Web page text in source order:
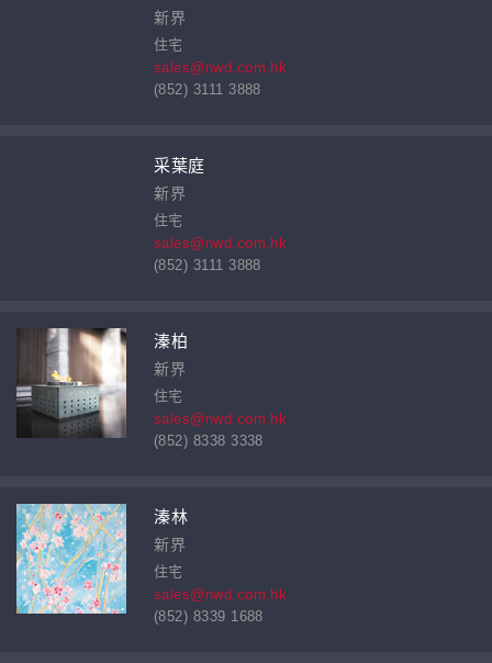
新界
住宅
sales@nwd.com.hk
(852) 3111 3888
采葉庭
新界
住宅
sales@nwd.com.hk
(852) 3111 3888
溱柏
新界
住宅
sales@nwd.com.hk
(852) 8338 3338
溱林
新界
住宅
sales@nwd.com.hk
(852) 8339 1688